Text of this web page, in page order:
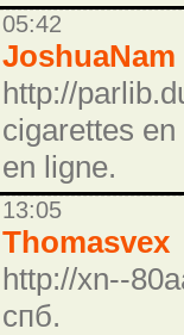
05:42
JoshuaNam
http://
cigarettes
en ligne.
13:05
Thomasvex
http://xn--
спб.